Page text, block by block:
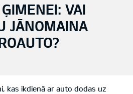
VAI
JĀNOMAINA
kas ikdienā ar auto dodas uz